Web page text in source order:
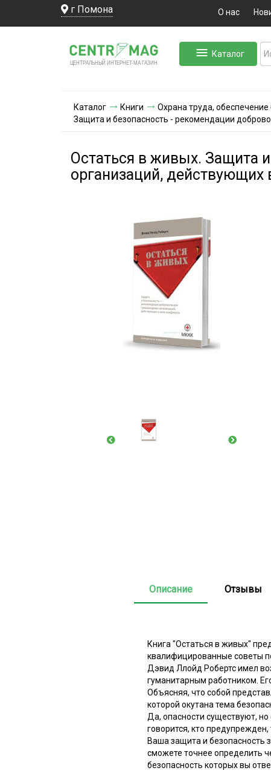
г Помона О нас
ЦЕНТРАЛЬНЫЙ ИНТЕРНЕТ-МА ГАЗИН
Каталог
Каталог Книги Охрана труда, обеспечение
Защита и безопасность - рекомендации
Остаться в живых. Защита
организаций, действующих
Описание Отзывы
Книга "Остаться в живых"
квалифицированные советы
Дэвид Ллойд Робертс имел
гуманитарным работником.
Объясняя, что собой
которой окутана тема
Да, опасности существуют,
говорится, кто предупрежден,
Ваша защита и безопасность
сможете точнее определить
безопасность которых вы